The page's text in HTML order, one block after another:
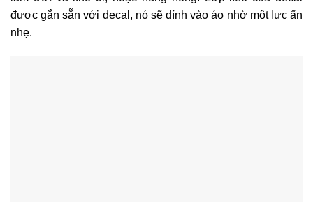
được gắn sẵn với decal, nó sẽ dính vào áo nhờ một lực ấn
nhẹ.